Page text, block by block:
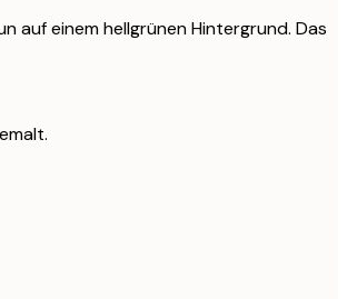
auf einem hellgrünen Hintergrund. Das